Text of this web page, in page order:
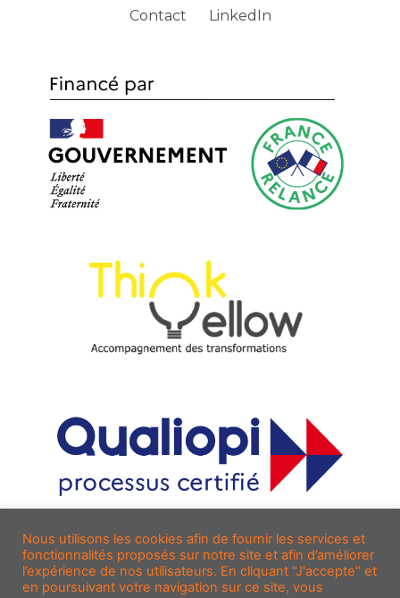
Contact LinkedIn
Nous utilisons les cookies afin de fournir les services et
fonctionnalités proposés sur notre site et afin d’améliorer
l’expérience de nos utilisateurs. En cliquant "J'accepte" et
en poursuivant votre navigation sur ce site, vous